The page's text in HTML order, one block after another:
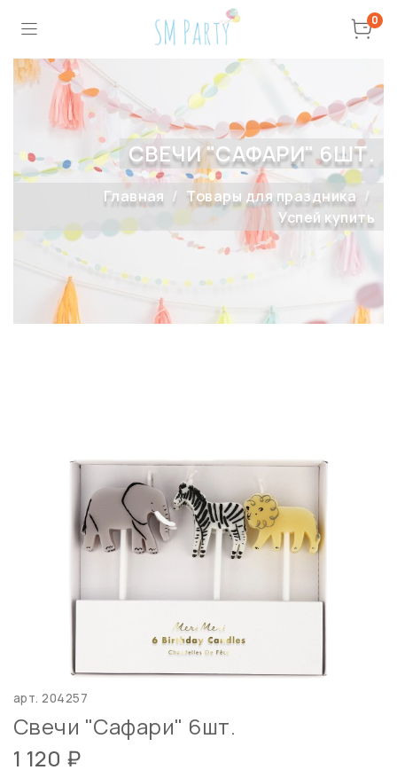
0
СВЕЧИ "САФАРИ" 6ШТ.
Главная
Товары для праздника
Успей купить
арт.204257
Свечи "Сафари" 6шт.
1 120 ₽